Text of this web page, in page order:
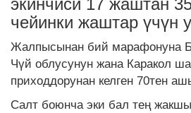
экинчиси 17 жаштан
чейинки жаштар үчүн
Жалпысынан бий марафонуна
Чүй облусунун жана Каракол
приходдорунан келген 70тен
Салт боюнча эки бал тең